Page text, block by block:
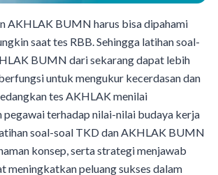
AKHLAK BUMN harus bisa dipahami
saat tes RBB. Sehingga latihan soal-
BUMN dari sekarang dapat lebih
untuk mengukur kecerdasan dan
tes AKHLAK menilai
pegawai terhadap nilai-nilai budaya kerja
soal-soal TKD dan AKHLAK BUMN
konsep, serta strategi menjawab
meningkatkan peluang sukses dalam